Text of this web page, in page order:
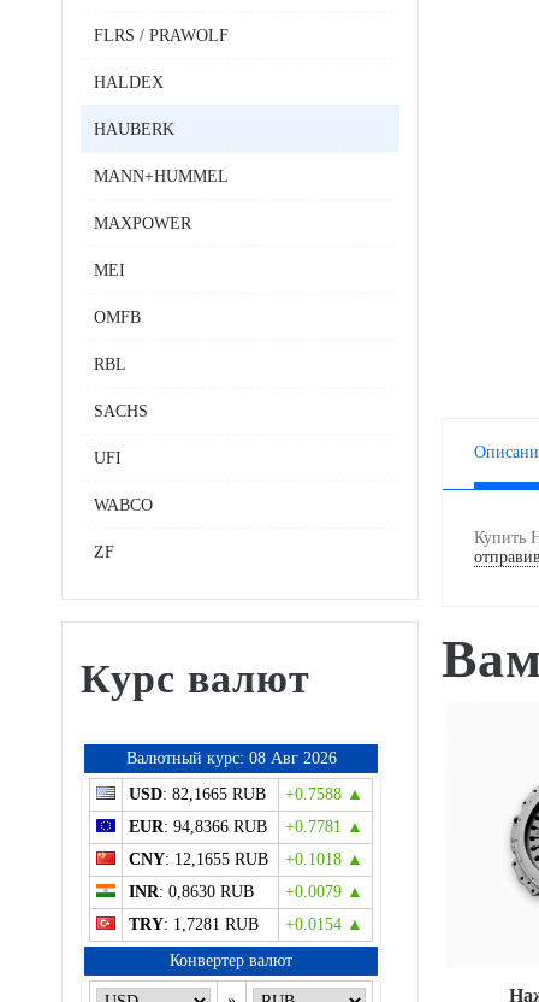
FLRS / PRAWOLF
HALDEX
HAUBERK
MANN+HUMMEL
MAXPOWER
MEI
OMFB
RBL
SACHS
UFI
WABCO
ZF
Курс валют
Bалютный курс: 08 Авг 2026
USD: 82,1665 RUB
+0.7588 ▲
EUR: 94,8366 RUB
+0.7781 ▲
CNY: 12,1655 RUB
+0.1018 ▲
INR: 0,8630 RUB
+0.0079 ▲
TRY: 1,7281 RUB
+0.0154 ▲
Конвертер валют
Купить
Нажимной диск